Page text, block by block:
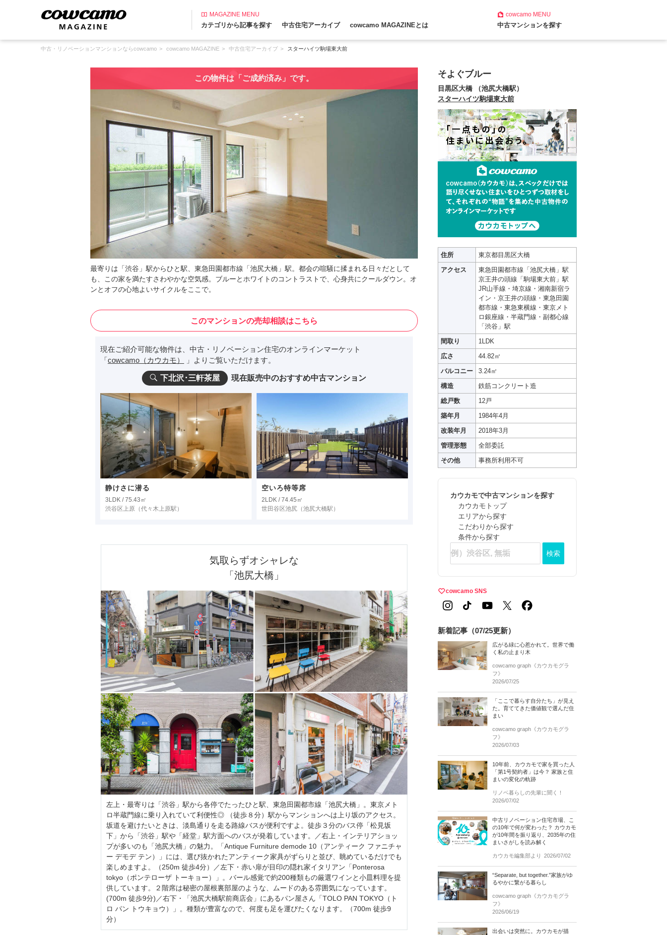
MAGAZINE MENU
カテゴリから記事を探す 中古住宅アーカイブ cowcamo MAGAZINEとは
cowcamoMENU
中古マンションを探す
中古・リノベーションマンションならcowcamo cowcamo MAGAZINE 中古住宅アーカイブ スターハイツ駒場東大前
この物件は「ご成約済み」です。
最寄りは「渋谷」駅からひと駅、東急田園都市線「池尻大橋」駅。都会の喧騒に揉まれる日々だとして
も、この家を満たすさわやかな空気感。ブルーとホワイトのコントラストで、心身共にクールダウン。オ
ンとオフの心地よいサイクルをここで。
このマンションの売却相談はこちら
現在ご紹介可能な物件は、中古・リノベーション住宅のオンラインマーケット
「cowcamo（カウカモ） 」よりご覧いただけます。
下北沢･三軒茶屋 現在販売中のおすすめ中古マンション
静けさに潜る
3LDK / 75.43㎡
渋谷区上原 （代々木上原駅）
空いろ特等席
2LDK / 74.45㎡
世田谷区池尻 （池尻大橋駅）
気取らずオシャレな
「池尻大橋」
左上・最寄りは「渋谷」駅から各停でたったひと駅、東急田園都市線「池尻大橋」。東京メト
ロ半蔵門線に乗り入れていて利便性◎ （徒歩８分）駅からマンションへは上り坂のアクセス。
坂道を避けたいときは、淡島通りを走る路線バスが便利ですよ。徒歩３分のバス停「松見坂
下」から「渋谷」駅や「経堂」駅方面へのバスが発着しています。／右上・インテリアショッ
プが多いのも「池尻大橋」の魅力。「Antique Furniture demode 10（アンティーク ファニチャ
ー デモデ テン）」には、選び抜かれたアンティーク家具がずらりと並び、眺めているだけでも
楽しめますよ。（250m 徒歩4分）／左下・赤い扉が目印の隠れ家イタリアン「Ponterosa
tokyo（ポンテローザ トーキョー）」。バール感覚で約200種類もの厳選ワインと小皿料理を提
供しています。２階席は秘密の屋根裏部屋のような、ムードのある雰囲気になっています。
(700m 徒歩9分)／右下・「池尻大橋駅前商店会」にあるパン屋さん「TOLO PAN TOKYO（ト
ロ パン トウキョウ）」。種類が豊富なので、何度も足を運びたくなります。（700m 徒歩9
分）
そよぐブルー
目黒区大橋 （池尻大橋駅）
スターハイツ駒場東大前
住所
東京都目黒区大橋
アクセス
東急田園都市線「池尻大橋」駅
京王井の頭線「駒場東大前」駅
JR山手線・埼京線・湘南新宿ラ
イン・京王井の頭線・東急田園
都市線・東急東横線・東京メト
ロ銀座線・半蔵門線・副都心線
「渋谷」駅
間取り
1LDK
広さ
44.82㎡
バルコニー
3.24㎡
構造
鉄筋コンクリート造
総戸数
12戸
築年月
1984年4月
改装年月
2018年3月
管理形態
全部委託
その他
事務所利用不可
カウカモで中古マンションを探す
カウカモトップ
エリアから探す
こだわりから探す
条件から探す
検索
cowcamo SNS
新着記事（07/25更新）
広がる緑に心惹かれて。世界で働
く私の止まり木
cowcamo graph《カウカモグラ
フ》
2026/07/25
「ここで暮らす自分たち」が見え
た。育ててきた価値観で選んだ住
まい
cowcamo graph《カウカモグラ
フ》
2026/07/03
10年前、カウカモで家を買った人
「第1号契約者」は今？ 家族と住
まいの変化の軌跡
リノベ暮らしの先輩に聞く！
2026/07/02
中古リノベーション住宅市場、こ
の10年で何が変わった？ カウカモ
が10年間を振り返り、2035年の住
まいさがしを読み解く
カウカモ編集部より 2026/07/02
“Separate, but together.”家族がゆ
るやかに繋がる暮らし
cowcamo graph《カウカモグラ
フ》
2026/06/19
出会いは突然に。カウカモが描